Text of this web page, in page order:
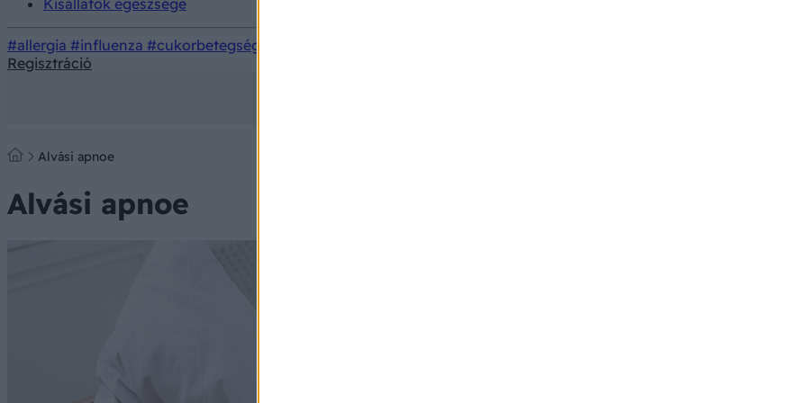
Kisállatok egészsége
#allergia #influenza #cukorbetegség
Regisztráció
Alvási apnoe
Alvási apnoe